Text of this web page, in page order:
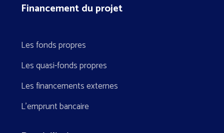
Financement du projet
Les fonds propres
Les quasi-fonds propres
Les financements externes
L’emprunt bancaire